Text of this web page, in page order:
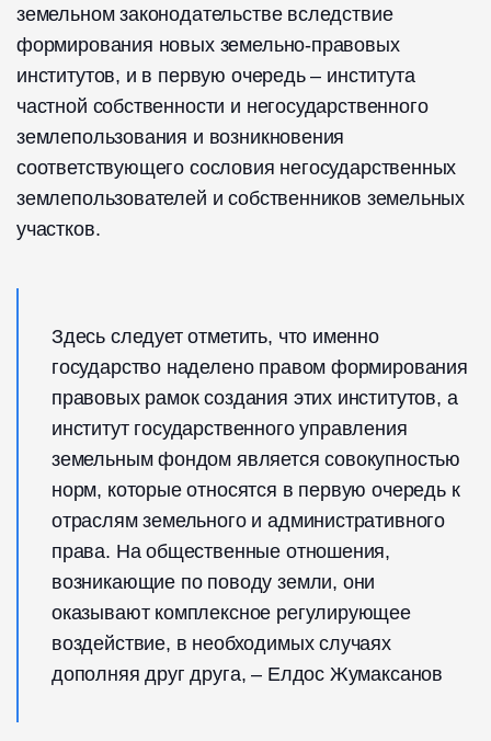
земельном законодательстве вследствие
формирования новых земельно-правовых
институтов, и в первую очередь – института
частной собственности и негосударственного
землепользования и возникновения
соответствующего сословия негосударственных
землепользователей и собственников земельных
участков.
Здесь следует отметить, что именно
государство наделено правом формирования
правовых рамок создания этих институтов, а
институт государственного управления
земельным фондом является совокупностью
норм, которые относятся в первую очередь к
отраслям земельного и административного
права. На общественные отношения,
возникающие по поводу земли, они
оказывают комплексное регулирующее
воздействие, в необходимых случаях
дополняя друг друга, – Елдос Жумаксанов